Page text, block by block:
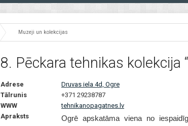
Muzeji un kolekcijas
8. Pēckara tehnikas kolekcija
Adrese
Druvas iela 4d, Ogre
Tālrunis
+371 29238787
WWW
tehnikanopagatnes.lv
Apraksts
Ogrē apskatāma viena no